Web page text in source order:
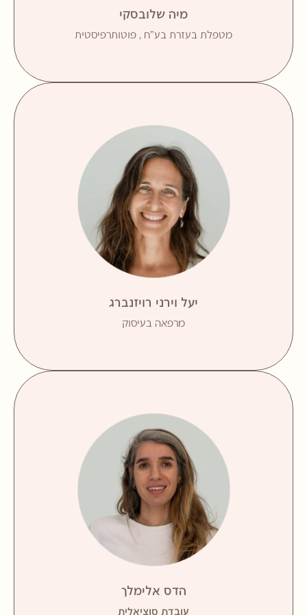
מיה שלובסקי
מטפלת בעזרת בע"ח , פוטותרפיסטית
מאמינה כי היכולות האמיתיות של הילד מתגלות כאשר
הוא מרגיש בטוח ובסביבה המאפשרת לו להינות מחווית
הטיפול.
יעל וירני רויזנברג
מרפאה בעיסוק
B.O.T. בריפוי בעיסוק
מאמינה שהחוכמה של הקבוצה מאפשרת ללמוד על
אינטימיות, קרבה ואמפתיה, ולהעניק מגוון מראות דרכן
ניתן ללמוד על עצמנו ולנהל שיח עם עצמנו.
יוצרת רגעים של משחק, צחוק, יצירה ושיח וגם של עצירה,
האטה והתבוננות. מאפשרת לקשר להיבנות דרך הקשבה,
רגישות ותשומת לב לפרטים הקטנים.
בעלת ניסיון רב בעבודה קבוצתית ופרטנית במסגרות
חינוך שונות ובמסגרות פסיכיאטריות, בטווח גילאים רחב –
מגן עד חטיבה, וכן בעבודה שוטפת עם צוותי חינוך ועם
הורים. מנכיחה במפגשים היכרות עמוקה עם מדיטציה
ומיינדפולנס (שפת הקשב).
הדס אלימלך
עובדת סוציאלית
מאמינה בכוחה של הקבוצה להעניק לילדות וילדים
אהבה, עוצמה ושייכות, ולעטוף אותם בחדוות משחק,
חיבור והנאה. רואה בקבוצה מרחב בטוח המאפשר הכלה,
פיתוח וצמיחה רגשית. בעלת רקע בלימודי אומנות,
ופסיכותרפיה מבוססת מיינדפולנס, ומשלבת גישות וכלים
מגוונים ומרתקים במפגש עם הילדים. מטפלת רגשית,
רכזת טיפול בגן תקשורת, מדריכת הורים ומנחת קבוצות.